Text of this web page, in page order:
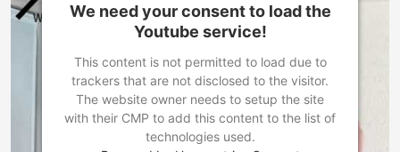
We need your consent to load the
Youtube service!
This content is not permitted to load due to
trackers that are not disclosed to the visitor.
The website owner needs to setup the site
with their CMP to add this content to the list of
technologies used.